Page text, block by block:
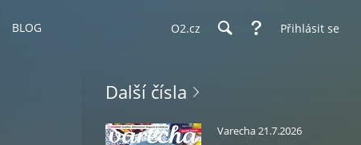
BLOG O2.cz Přihlásit se
Další čísla
Varecha 21.7.2026